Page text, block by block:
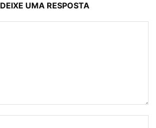
DEIXE UMA RESPOSTA